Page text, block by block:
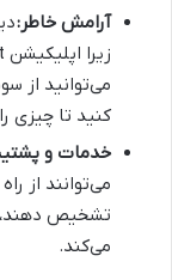
آرامش خاطر:
می‌توانید از
کنید تا چیزی
خدمات و
می‌توانند از
تشخیص دهند،
می‌کند.